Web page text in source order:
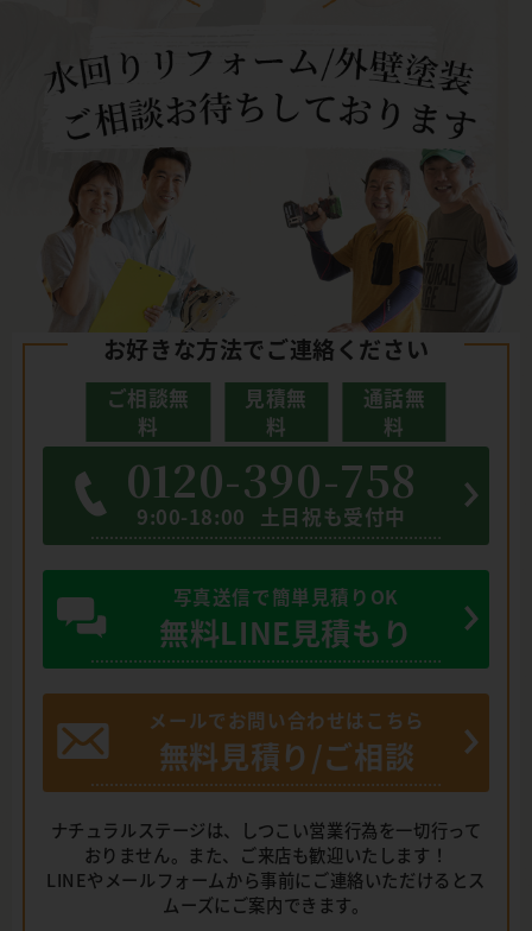
お好きな方法でご連絡ください
0120-390-758
9:00-18:00 土日祝も受付中
写真送信で簡単見積りOK
無料LINE見積もり
メールでお問い合わせはこちら
無料見積り/ご相談
ご相談無
料
見積無
料
通話無
料
ナチュラルステージは、しつこい営業行為を一切行って
おりません。また、ご来店も歓迎いたします！
LINEやメールフォームから事前にご連絡いただけるとス
ムーズにご案内できます。